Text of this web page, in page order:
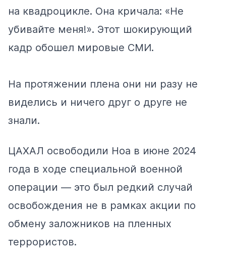
на квадроцикле. Она кричала: «Не
убивайте меня!». Этот шокирующий
кадр обошел мировые СМИ.
На протяжении плена они ни разу не
виделись и ничего друг о друге не
знали.
ЦАХАЛ освободили Ноа в июне 2024
года в ходе специальной военной
операции — это был редкий случай
освобождения не в рамках акции по
обмену заложников на пленных
террористов.